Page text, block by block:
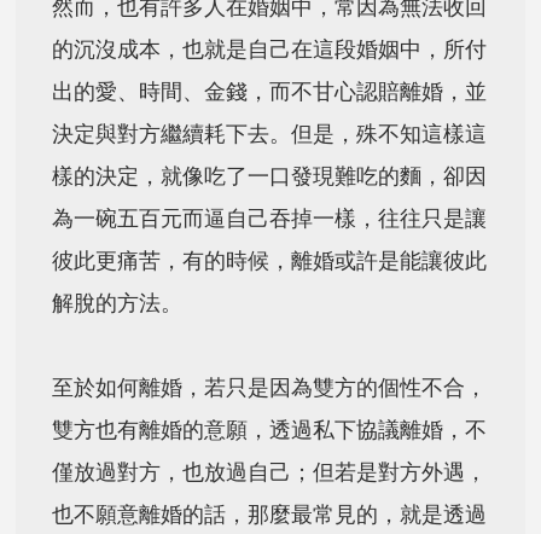
然而，也有許多人在婚姻中，常因為無法收回
的沉沒成本，也就是自己在這段婚姻中，所付
出的愛、時間、金錢，而不甘心認賠離婚，並
決定與對方繼續耗下去。但是，殊不知這樣這
樣的決定，就像吃了一口發現難吃的麵，卻因
為一碗五百元而逼自己吞掉一樣，往往只是讓
彼此更痛苦，有的時候，離婚或許是能讓彼此
解脫的方法。
至於如何離婚，若只是因為雙方的個性不合，
雙方也有離婚的意願，透過私下協議離婚，不
僅放過對方，也放過自己；但若是對方外遇，
也不願意離婚的話，那麼最常見的，就是透過